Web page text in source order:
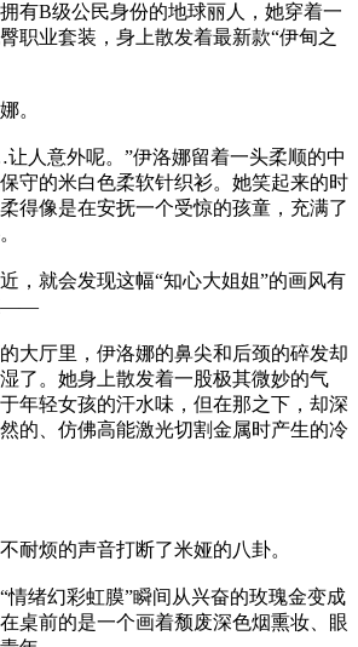
有B级公民身份的地球丽人，她穿着一
职业套装，身上散发着最新款“伊甸之
。
人意外呢。”伊洛娜留着一头柔顺的中
守的米白色柔软针织衫。她笑起来的时
得像是在安抚一个受惊的孩童，充满了
，就会发现这幅“知心大姐姐”的画风有
——
大厅里，伊洛娜的鼻尖和后颈的碎发却
了。她身上散发着一股极其微妙的气
年轻女孩的汗水味，但在那之下，却深
的、仿佛高能激光切割金属时产生的冷
耐烦的声音打断了米娅的八卦。
情绪幻彩虹膜”瞬间从兴奋的玫瑰金变成
桌前的是一个画着颓废深色烟熏妆、眼